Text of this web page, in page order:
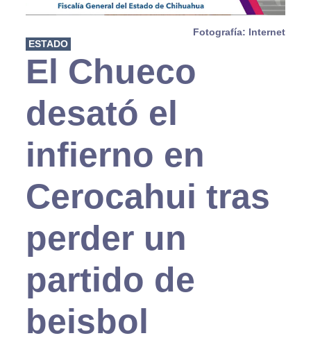
Fotografía: Internet
ESTADO
El Chueco
desató el
infierno en
Cerocahui tras
perder un
partido de
beisbol